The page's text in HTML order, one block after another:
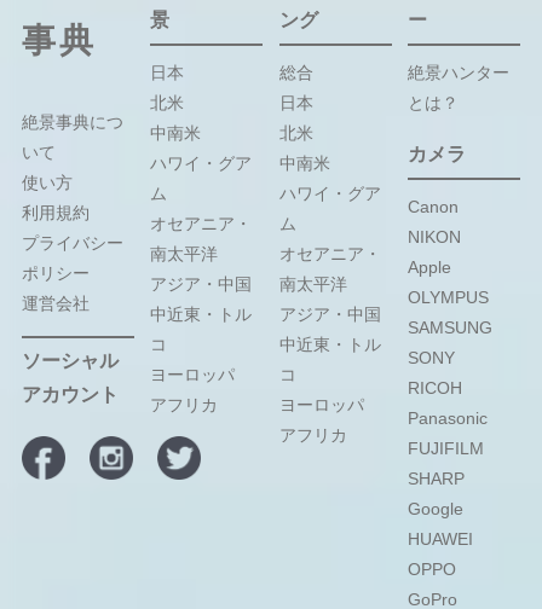
事典
絶景事典につ
いて
使い方
利用規約
プライバシー
ポリシー
運営会社
ソーシャル
アカウント
景
日本
北米
中南米
ハワイ・グア
ム
オセアニア・
南太平洋
アジア・中国
中近東・トル
コ
ヨーロッパ
アフリカ
ング
総合
日本
北米
中南米
ハワイ・グア
ム
オセアニア・
南太平洋
アジア・中国
中近東・トル
コ
ヨーロッパ
アフリカ
ー
絶景ハンター
とは？
カメラ
Canon
NIKON
Apple
OLYMPUS
SAMSUNG
SONY
RICOH
Panasonic
FUJIFILM
SHARP
Google
HUAWEI
OPPO
GoPro